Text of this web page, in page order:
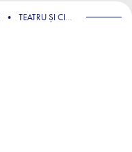
TEATRU ȘI CINEMA